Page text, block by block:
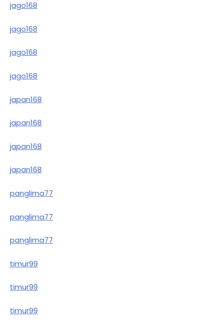
jago168
jago168
jago168
jago168
japan168
japan168
japan168
japan168
panglima77
panglima77
panglima77
timur99
timur99
timur99